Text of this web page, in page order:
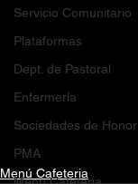
Servicio Comunitario
Plataformas
Dept. de Pastoral
Enfermería
Sociedades de Honor
PMA
Menú Cafeteria